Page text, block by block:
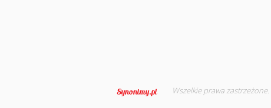
Wszelkie prawa zastrzeżone.